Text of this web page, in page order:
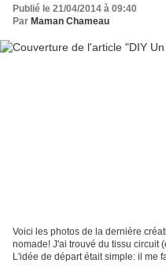
Publié le 21/04/2014 à 09:40
Par Maman Chameau
Voici les photos de la dernière
nomade! J'ai trouvé du tissu circuit
L'idée de départ était simple: il me